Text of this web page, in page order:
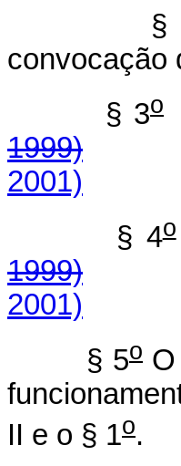
§
convocação
§ 3o
1999)
2001)
§ 4o
1999)
2001)
§ 5o
II e o § 1o.